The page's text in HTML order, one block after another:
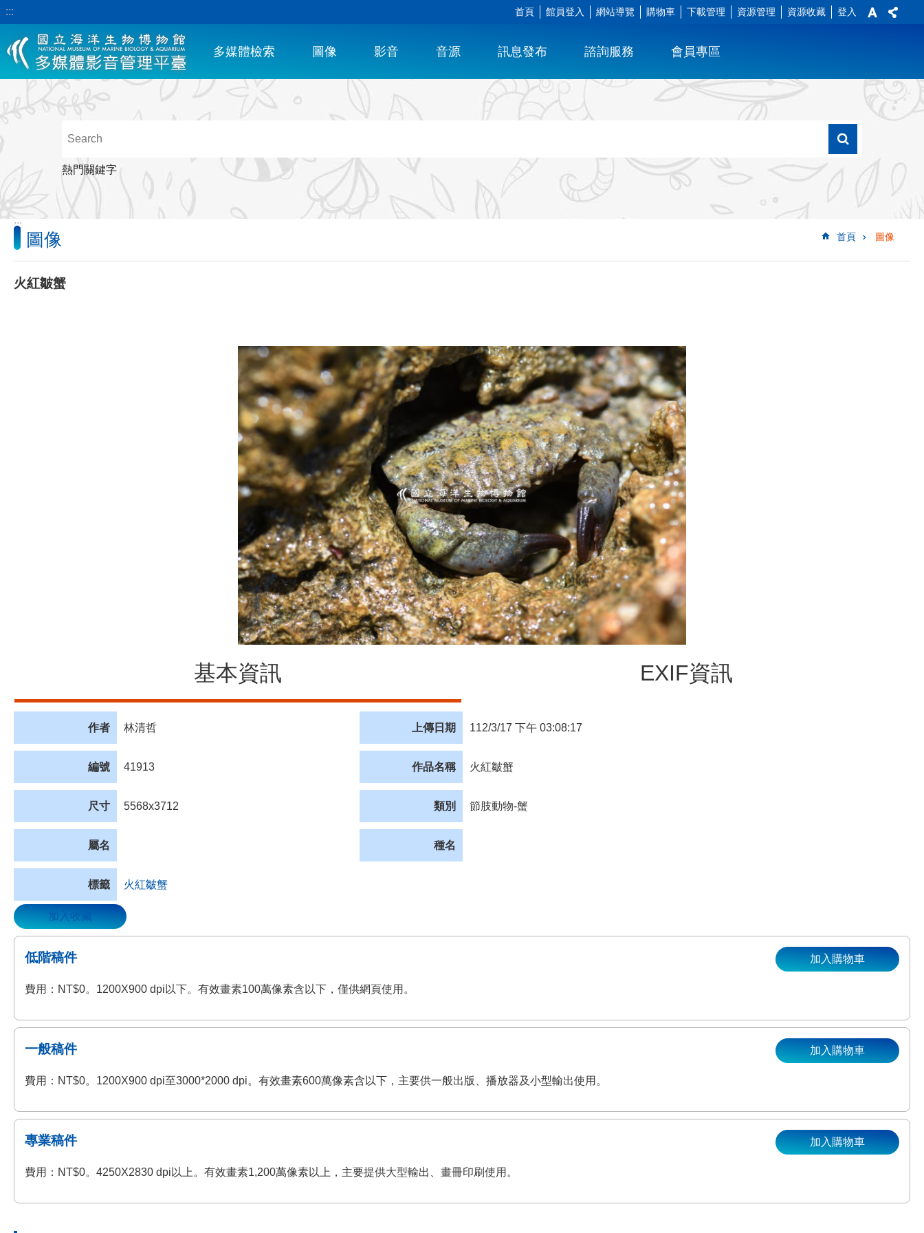
跳到主要內容區塊
::: 首頁 館員登入 網站導覽 購物車 下載管理 資源管理 資源收藏 登入
多媒體檢索 圖像 影音 音源 訊息發布 諮詢服務 會員專區
熱門關鍵字
:::
首頁 圖像
圖像
火紅皺蟹
基本資訊 EXIF資訊
作者 林清哲 上傳日期 112/3/17 下午 03:08:17
編號 41913 作品名稱 火紅皺蟹
尺寸 5568x3712 類別 節肢動物-蟹
屬名 種名
標籤 火紅皺蟹
加入收藏
低階稿件
費用：NT$0。1200X900 dpi以下。有效畫素100萬像素含以下，僅供網頁使用。
加入購物車
一般稿件
費用：NT$0。1200X900 dpi至3000*2000 dpi。有效畫素600萬像素含以下，主要供一般出版、播放器及小型輸出使用。
加入購物車
專業稿件
費用：NT$0。4250X2830 dpi以上。有效畫素1,200萬像素以上，主要提供大型輸出、畫冊印刷使用。
加入購物車